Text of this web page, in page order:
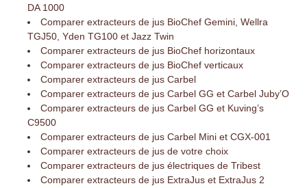
DA 1000
Comparer extracteurs de jus BioChef Gemini, Wellra
TGJ50, Yden TG100 et Jazz Twin
Comparer extracteurs de jus BioChef horizontaux
Comparer extracteurs de jus BioChef verticaux
Comparer extracteurs de jus Carbel
Comparer extracteurs de jus Carbel GG et Carbel Juby’O
Comparer extracteurs de jus Carbel GG et Kuving’s
C9500
Comparer extracteurs de jus Carbel Mini et CGX-001
Comparer extracteurs de jus de votre choix
Comparer extracteurs de jus électriques de Tribest
Comparer extracteurs de jus ExtraJus et ExtraJus 2